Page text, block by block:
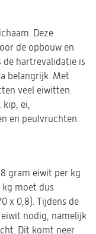
Deze
de opbouw en
de hartrevalidatie is
belangrijk. Met
veel eiwitten.
kip, ei,
en peulvruchten.
gram eiwit per kg
kg moet dus
x 0,8). Tijdens de
nodig, namelijk
Dit komt neer